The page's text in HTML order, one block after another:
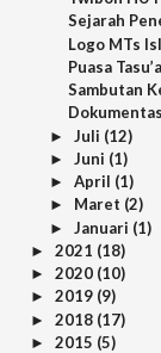
Sejarah
Logo MTs
Puasa
Sambutan
► Juli (12)
► Juni (1)
► April (1)
► Maret (2)
► Januari (1)
► 2021 (18)
► 2020 (10)
► 2019 (9)
► 2018 (17)
► 2015 (5)